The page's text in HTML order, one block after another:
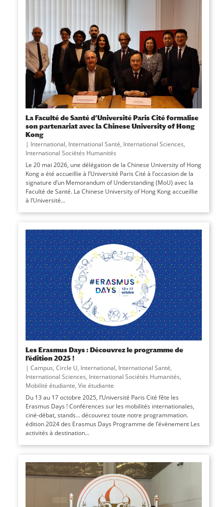
La Faculté de Santé d’Université Paris Cité formalise
son partenariat avec la Chinese University of Hong
Kong
| International, International Santé, International Sciences,
International Sociétés Humanités
Le 20 mai 2026, une délégation de la Chinese University of Hong
Kong a été accueillie à l’Université Paris Cité à l’occasion de la
signature d’un Memorandum of Understanding (MoU) avec la
Faculté de Santé. La Chinese University of Hong Kong accueillie
à l’Université...
Les Erasmus Days : Découvrez le programme de
l’édition 2025 !
| Campus, Circle U, International, International Santé,
International Sciences, International Sociétés Humanités,
Mobilité étudiante, Vie étudiante
Du 13 au 17 octobre 2025, l’Université Paris Cité fête les
Erasmus Days ! Conférences sur les mobilités internationales,
ciné-débat, stands… découvrez toute notre programmation.
édition 2024 des Erasmus Days Programme de l’évènement Les
activités à destination...